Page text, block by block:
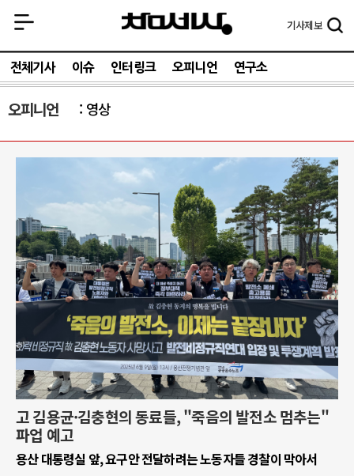
기사제보
전체기사 이슈 인터링크 오피니언 연구소
오피니언 영상
고 김용균·김충현의 동료들, "죽음의 발전소 멈추는"
파업 예고
용산 대통령실 앞, 요구안 전달하려는 노동자들 경찰이 막아서